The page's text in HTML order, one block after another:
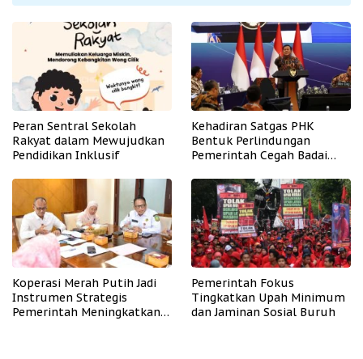
Peran Sentral Sekolah
Rakyat dalam Mewujudkan
Pendidikan Inklusif
Kehadiran Satgas PHK
Bentuk Perlindungan
Pemerintah Cegah Badai
Koperasi Merah Putih Jadi
Instrumen Strategis
Pemerintah Meningkatkan
Pemerintah Fokus
Tingkatkan Upah Minimum
dan Jaminan Sosial Buruh